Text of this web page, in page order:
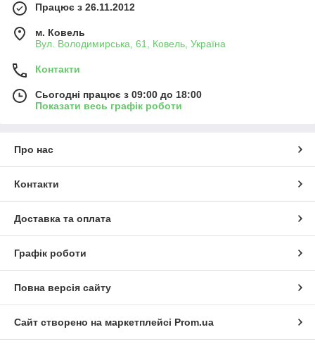
Працює з 26.11.2012
м. Ковель
Вул. Володимирська, 61, Ковель, Україна
Контакти
Сьогодні працює з 09:00 до 18:00
Показати весь графік роботи
Про нас
Контакти
Доставка та оплата
Графік роботи
Повна версія сайту
Сайт створено на маркетплейсі Prom.ua